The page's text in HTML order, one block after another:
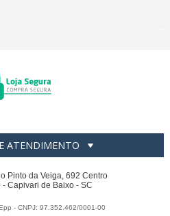
ATENDIMENTO
Pinto da Veiga, 692 Centro
Capivari de Baixo - SC
- CNPJ: 97.352.462/0001-00